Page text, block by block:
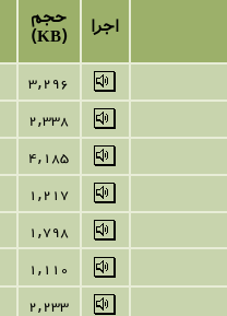
اجرا
حجم
(KB)
3,296
2,338
4, 185
1,217
1,798
1,110
2,233